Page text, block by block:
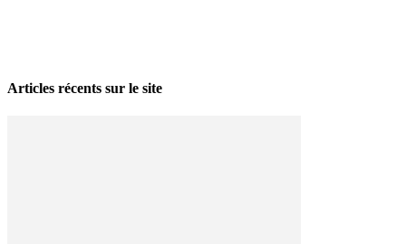
Articles récents sur le site